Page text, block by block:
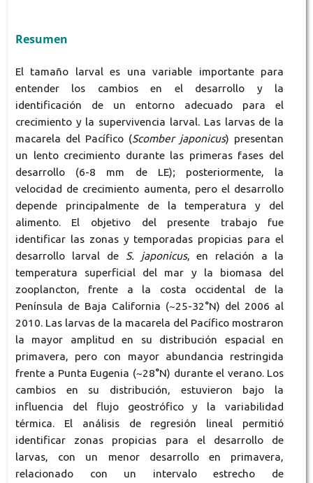
Resumen
El tamaño larval es una variable importante para
entender los cambios en el desarrollo y la
identificación de un entorno adecuado para el
crecimiento y la supervivencia larval. Las larvas de la
macarela del Pacífico (Scomber japonicus) presentan
un lento crecimiento durante las primeras fases del
desarrollo (6-8 mm de LE); posteriormente, la
velocidad de crecimiento aumenta, pero el desarrollo
depende principalmente de la temperatura y del
alimento. El objetivo del presente trabajo fue
identificar las zonas y temporadas propicias para el
desarrollo larval de S. japonicus, en relación a la
temperatura superficial del mar y la biomasa del
zooplancton, frente a la costa occidental de la
Península de Baja California (~25-32°N) del 2006 al
2010. Las larvas de la macarela del Pacífico mostraron
la mayor amplitud en su distribución espacial en
primavera, pero con mayor abundancia restringida
frente a Punta Eugenia (~28°N) durante el verano. Los
cambios en su distribución, estuvieron bajo la
influencia del flujo geostrófico y la variabilidad
térmica. El análisis de regresión lineal permitió
identificar zonas propicias para el desarrollo de
larvas, con un menor desarrollo en primavera,
relacionado con un intervalo estrecho de